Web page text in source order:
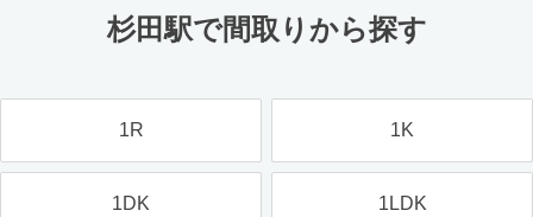
杉田駅で間取りから探す
1R 1K
1DK 1LDK